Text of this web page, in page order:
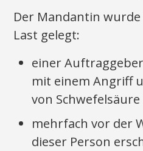
Der Mandantin
Last gelegt:
einer
mit einem Angriff
von
mehrfach vor der
dieser Person